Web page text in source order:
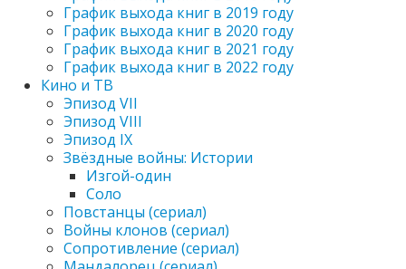
График выхода книг в 2019 году
График выхода книг в 2020 году
График выхода книг в 2021 году
График выхода книг в 2022 году
Кино и ТВ
Эпизод VII
Эпизод VIII
Эпизод IX
Звёздные войны: Истории
Изгой-один
Соло
Повстанцы (сериал)
Войны клонов (сериал)
Сопротивление (сериал)